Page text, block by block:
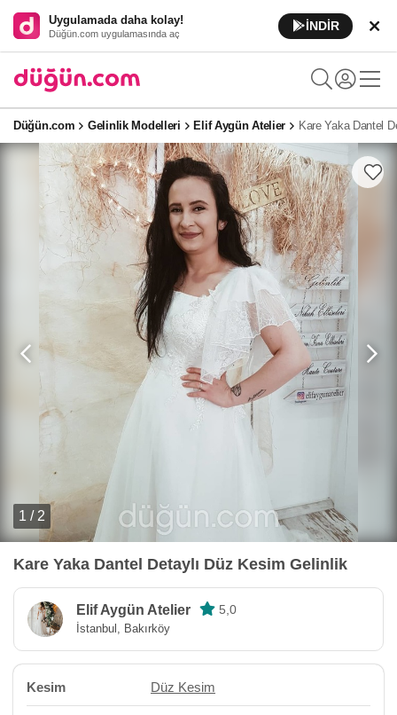
Uygulamada daha kolay!
Düğün.com uygulamasında aç
İNDİR
Düğün.com Gelinlik Modelleri Elif Aygün Atelier Kare Yaka Dantel
1 / 2
Kare Yaka Dantel Detaylı Düz Kesim Gelinlik
Elif Aygün Atelier 5,0
İstanbul, Bakırköy
Kesim Düz Kesim